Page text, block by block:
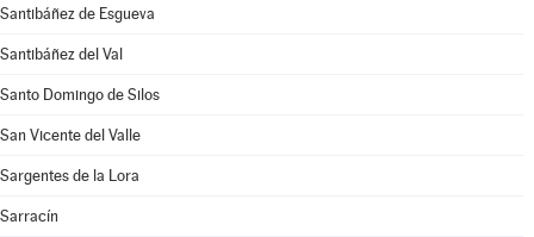
Santibáñez de Esgueva
Santibáñez del Val
Santo Domingo de Silos
San Vicente del Valle
Sargentes de la Lora
Sarracín